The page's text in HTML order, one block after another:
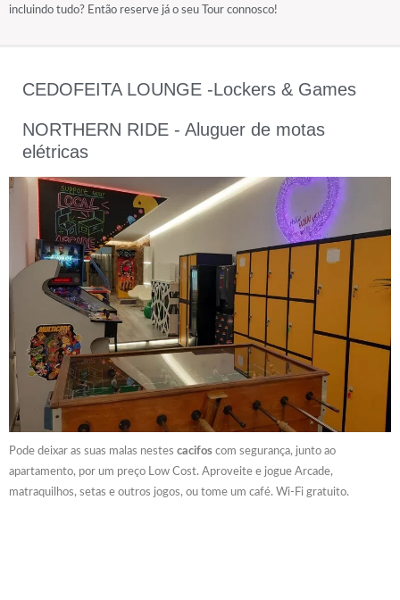
incluindo tudo? Então reserve já o seu Tour connosco!
CEDOFEITA LOUNGE -Lockers & Games
NORTHERN RIDE - Aluguer de motas
elétricas
Pode deixar as suas malas nestes cacifos com segurança, junto ao
apartamento, por um preço Low Cost. Aproveite e jogue Arcade,
matraquilhos, setas e outros jogos, ou tome um café. Wi-Fi gratuito.